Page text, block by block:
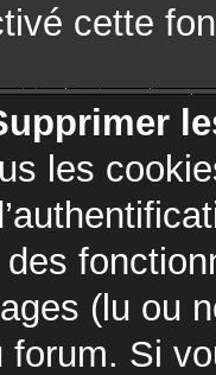
cette
les
(lu ou
forum. Si